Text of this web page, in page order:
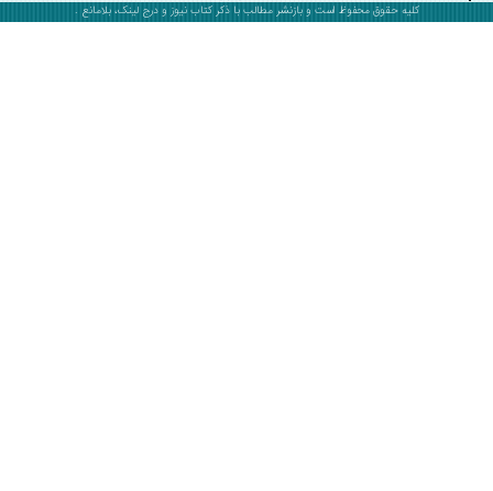
کلیه حقوق محفوظ است و بازنشر مطالب با ذکرکتاب نیوز و درج لینک، بلامانع .